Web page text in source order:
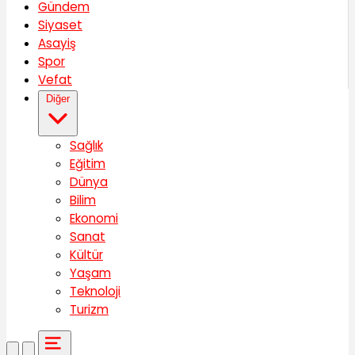
Gündem
Siyaset
Asayiş
Spor
Vefat
Diğer
Sağlık
Eğitim
Dünya
Bilim
Ekonomi
Sanat
Kültür
Yaşam
Teknoloji
Turizm